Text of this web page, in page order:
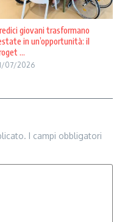
giovani trasformano
in un’opportunità: il
...
07/2026
I campi obbligatori